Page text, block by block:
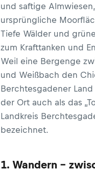
und saftige
ursprüngliche
Tiefe Wälder und
zum Krafttanken und
Weil eine Bergenge
und Weißbach den
Berchtesgadener
der Ort auch als das
Landkreis
bezeichnet.
1. Wandern –